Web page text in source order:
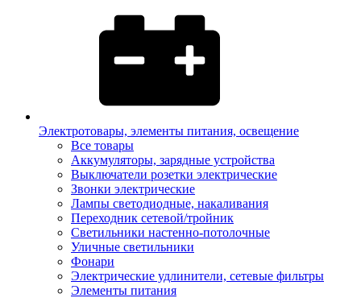
Электротовары, элементы питания, освещение
Все товары
Аккумуляторы, зарядные устройства
Выключатели розетки электрические
Звонки электрические
Лампы светодиодные, накаливания
Переходник сетевой/тройник
Светильники настенно-потолочные
Уличные светильники
Фонари
Электрические удлинители, сетевые фильтры
Элементы питания